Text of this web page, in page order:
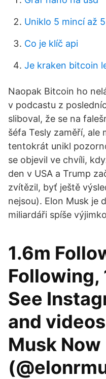
Uniklo 5 mincí až
Co je klíč api
Je kraken bitcoin
Naopak Bitcoin ho
v podcastu z
sliboval, že se na
šéfa Tesly zaměří, ale
tentokrát unikl
se objevil ve chvíli,
den v USA a Trump
zvítězil, byť ještě
nejsou). Elon Musk je
miliardáři spíše
1.6m
Following,
See
and
Musk Now